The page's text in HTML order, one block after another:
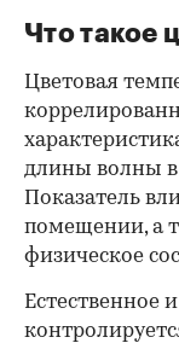
Что такое
Цветовая
длины волны в
Показатель
помещении, а
физическое
Естественное